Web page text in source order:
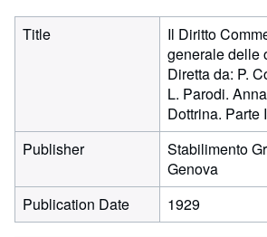
Title
Il Diritto
generale delle
Diretta da: P.
L. Parodi.
Dottrina. Parte
Publisher
Stabilimento
Genova
Publication Date
1929